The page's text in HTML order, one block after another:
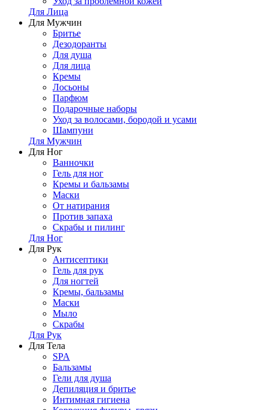
Для Лица
Для Мужчин
Бритье
Дезодоранты
Для душа
Для лица
Кремы
Лосьоны
Парфюм
Подарочные наборы
Уход за волосами, бородой и усами
Шампуни
Для Мужчин
Для Ног
Ванночки
Гель для ног
Кремы и бальзамы
Маски
От натирания
Против запаха
Скрабы и пилинг
Для Ног
Для Рук
Антисептики
Гель для рук
Для ногтей
Кремы, бальзамы
Маски
Мыло
Скрабы
Для Рук
Для Тела
SPA
Бальзамы
Гели для душа
Депиляция и бритье
Интимная гигиена